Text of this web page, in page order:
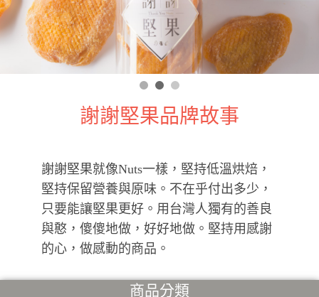
謝謝堅果品牌故事
謝謝堅果就像Nuts一樣，堅持低溫烘焙，
堅持保留營養與原味。不在乎付出多少，
只要能讓堅果更好。用台灣人獨有的善良
與憨，傻傻地做，好好地做。堅持用感謝
的心，做感動的商品。
商品分類